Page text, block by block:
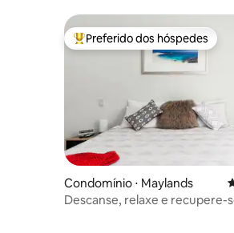
Entre os melhores preferidos
Preferido dos hóspedes
Condomínio ⋅ Maylands
Descanse, relaxe e recupere-